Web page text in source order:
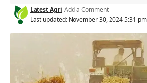
Last updated: November 30, 2024 5:31 pm
Latest Agri Add a Comment